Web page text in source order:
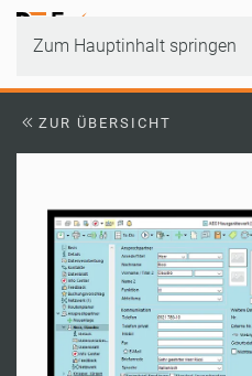
Zum Hauptinhalt springen
ZUR ÜBERSICHT